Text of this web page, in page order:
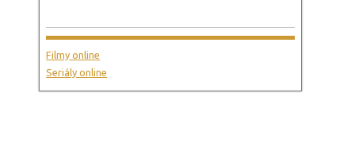
Filmy online
Seriály online